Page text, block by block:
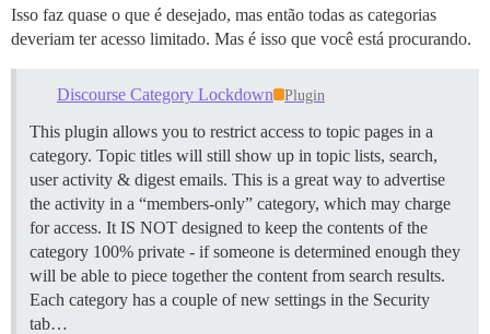
Isso faz quase o que é desejado, mas então todas as categorias
deveriam ter acesso limitado. Mas é isso que você está procurando.
Discourse Category Lockdown Plugin
This plugin allows you to restrict access to topic pages in a
category. Topic titles will still show up in topic lists, search,
user activity & digest emails. This is a great way to advertise
the activity in a “members-only” category, which may charge
for access. It IS NOT designed to keep the contents of the
category 100% private - if someone is determined enough they
will be able to piece together the content from search results.
Each category has a couple of new settings in the Security
tab…